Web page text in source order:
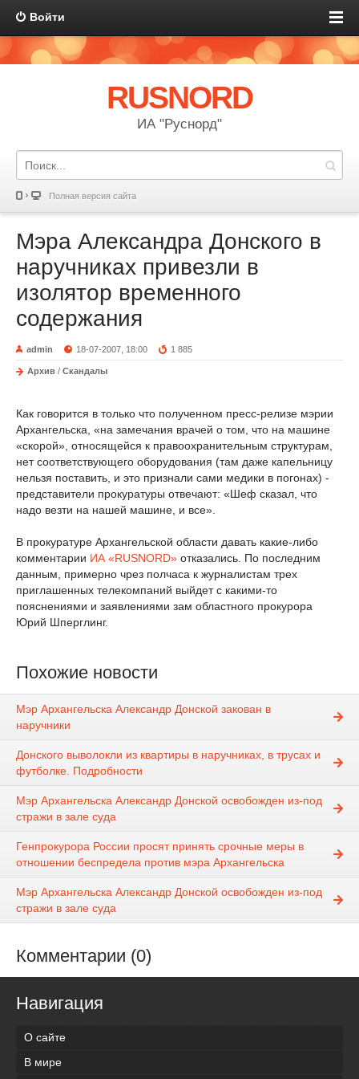
Войти
RUSNORD
ИА "Руснорд"
Полная версия сайта
Мэра Александра Донского в
наручниках привезли в
изолятор временного
содержания
admin 18-07-2007, 18:00 1 885
Архив / Скандалы
Как говорится в только что полученном пресс-релизе мэрии
Архангельска, «на замечания врачей о том, что на машине
«скорой», относящейся к правоохранительным структурам,
нет соответствующего оборудования (там даже капельницу
нельзя поставить, и это признали сами медики в погонах) -
представители прокуратуры отвечают: «Шеф сказал, что
надо везти на нашей машине, и все».
В прокуратуре Архангельской области давать какие-либо
комментарии ИА «RUSNORD» отказались. По последним
данным, примерно чрез полчаса к журналистам трех
приглашенных телекомпаний выйдет с какими-то
пояснениями и заявлениями зам областного прокурора
Юрий Шперглинг.
Похожие новости
Мэр Архангельска Александр Донской закован в
наручники
Донского выволокли из квартиры в наручниках, в трусах и
футболке. Подробности
Мэр Архангельска Александр Донской освобожден из-под
стражи в зале суда
Генпрокурора России просят принять срочные меры в
отношении беспредела против мэра Архангельска
Мэр Архангельска Александр Донской освобожден из-под
стражи в зале суда
Комментарии (0)
Навигация
О сайте
В мире